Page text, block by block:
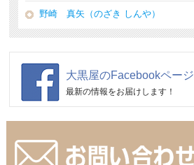
野崎 真矢（のざき しんや）
大黒屋のFacebookページ
最新の情報をお届けします！